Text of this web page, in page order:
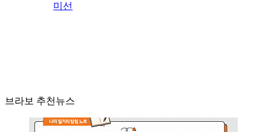
미선
브라보 추천뉴스